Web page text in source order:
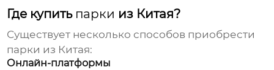
Где купить парки из Китая?
Существует несколько способов приобрести
парки из Китая:
Онлайн-платформы